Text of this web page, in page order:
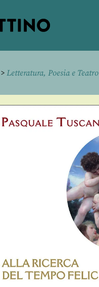
> Letteratura, Poesia e Teatro